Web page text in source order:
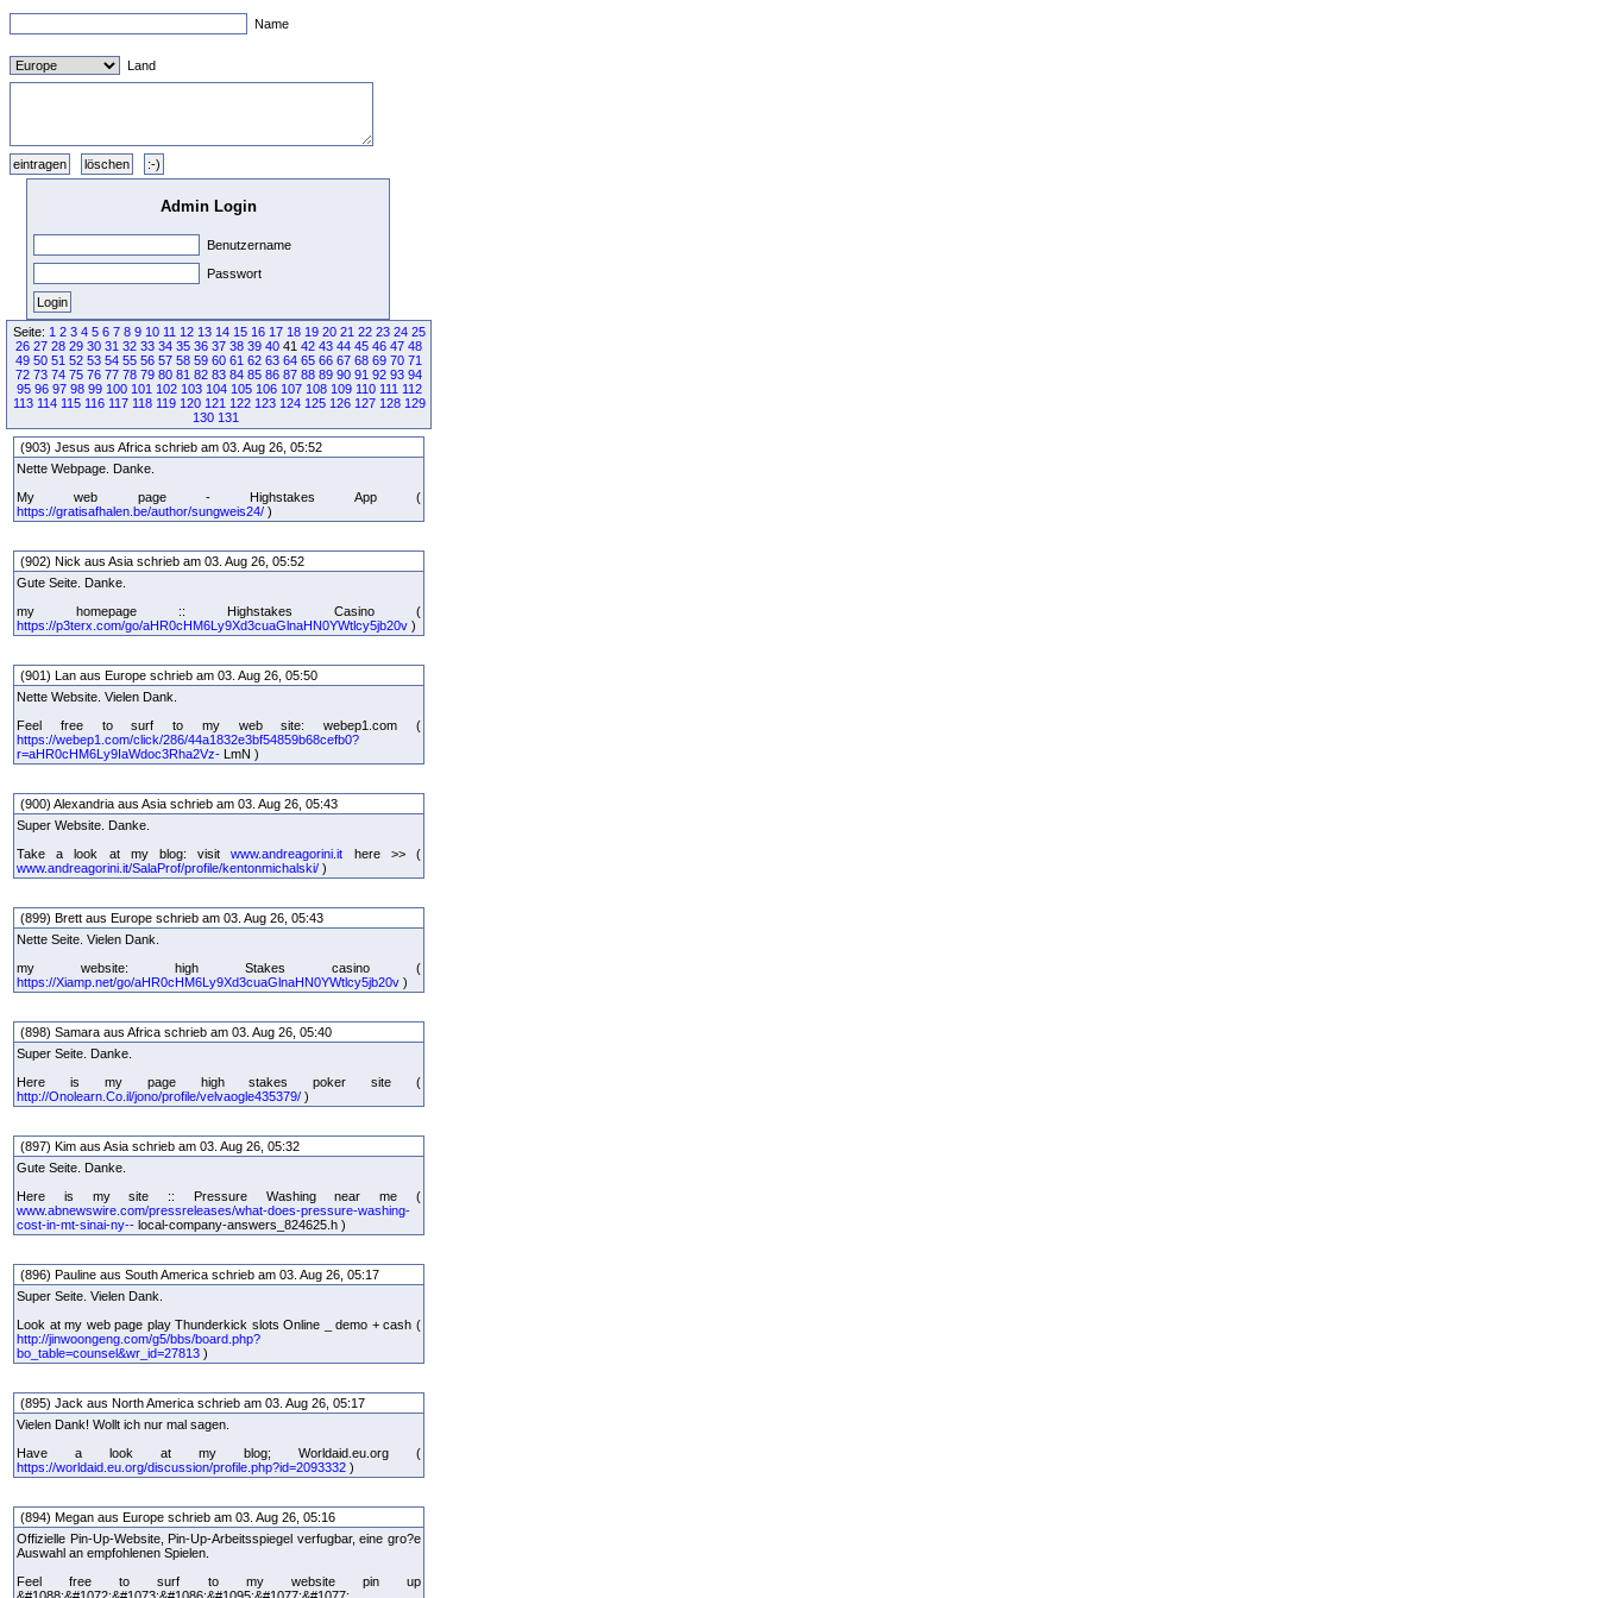
Name
Land
Admin Login
Benutzername
Passwort
Seite: 1 2 3 4 5 6 7 8 9 10 11 12 13 14 15 16 17 18 19 20 21 22 23 24 25
26 27 28 29 30 31 32 33 34 35 36 37 38 39 40 41 42 43 44 45 46 47 48
49 50 51 52 53 54 55 56 57 58 59 60 61 62 63 64 65 66 67 68 69 70 71
72 73 74 75 76 77 78 79 80 81 82 83 84 85 86 87 88 89 90 91 92 93 94
95 96 97 98 99 100 101 102 103 104 105 106 107 108 109 110 111 112
113 114 115 116 117 118 119 120 121 122 123 124 125 126 127 128 129
130 131
(903) Jesus aus Africa schrieb am 03. Aug 26, 05:52
Nette Webpage. Danke.
My web page - Highstakes App (
https://gratisafhalen.be/author/sungweis24/ )
(902) Nick aus Asia schrieb am 03. Aug 26, 05:52
Gute Seite. Danke.
my homepage :: Highstakes Casino (
https://p3terx.com/go/aHR0cHM6Ly9Xd3cuaGlnaHN0YWtlcy5jb20v )
(901) Lan aus Europe schrieb am 03. Aug 26, 05:50
Nette Website. Vielen Dank.
Feel free to surf to my web site: webep1.com (
https://webep1.com/click/286/44a1832e3bf54859b68cefb0?
r=aHR0cHM6Ly9IaWdoc3Rha2Vz- LmN )
(900) Alexandria aus Asia schrieb am 03. Aug 26, 05:43
Super Website. Danke.
Take a look at my blog: visitwww.andreagorini.it here >> (
www.andreagorini.it/SalaProf/profile/kentonmichalski/ )
(899) Brett aus Europe schrieb am 03. Aug 26, 05:43
Nette Seite. Vielen Dank.
my website: high Stakes casino (
https://Xiamp.net/go/aHR0cHM6Ly9Xd3cuaGlnaHN0YWtlcy5jb20v )
(898) Samara aus Africa schrieb am 03. Aug 26, 05:40
Super Seite. Danke.
Here is my page high stakes poker site (
http://Onolearn.Co.il/jono/profile/velvaogle435379/ )
(897) Kim aus Asia schrieb am 03. Aug 26, 05:32
Gute Seite. Danke.
Here is my site :: Pressure Washing near me (
www.abnewswire.com/pressreleases/what-does-pressure-washing-
cost-in-mt-sinai-ny-- local-company-answers_824625.h )
(896) Pauline aus South America schrieb am 03. Aug 26, 05:17
Super Seite. Vielen Dank.
Look at my web page play Thunderkick slots Online _ demo + cash (
http://jinwoongeng.com/g5/bbs/board.php?
bo_table=counsel&wr_id=27813 )
(895) Jack aus North America schrieb am 03. Aug 26, 05:17
Vielen Dank! Wollt ich nur mal sagen.
Have a look at my blog; Worldaid.eu.org (
https://worldaid.eu.org/discussion/profile.php?id=2093332 )
(894) Megan aus Europe schrieb am 03. Aug 26, 05:16
Offizielle Pin-Up-Website, Pin-Up-Arbeitsspiegel verfugbar, eine gro?e
Auswahl an empfohlenen Spielen.
Feel free to surf to my website pin up